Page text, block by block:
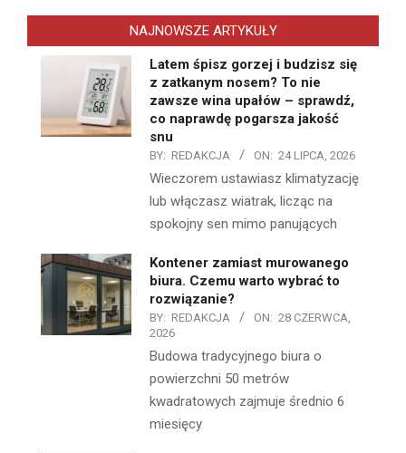
NAJNOWSZE ARTYKUŁY
Latem śpisz gorzej i budzisz się
z zatkanym nosem? To nie
zawsze wina upałów – sprawdź,
co naprawdę pogarsza jakość
snu
BY: REDAKCJA ON: 24 LIPCA, 2026
Wieczorem ustawiasz klimatyzację
lub włączasz wiatrak, licząc na
spokojny sen mimo panujących
Kontener zamiast murowanego
biura. Czemu warto wybrać to
rozwiązanie?
BY: REDAKCJA ON: 28 CZERWCA,
2026
Budowa tradycyjnego biura o
powierzchni 50 metrów
kwadratowych zajmuje średnio 6
miesięcy